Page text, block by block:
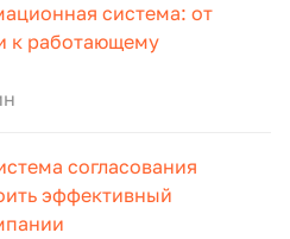
система: от
к работающему
согласования
эффективный